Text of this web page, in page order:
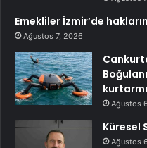
Emekliler İzmir’de
Ağustos 7, 2026
Ağustos
Küresel
Ağustos